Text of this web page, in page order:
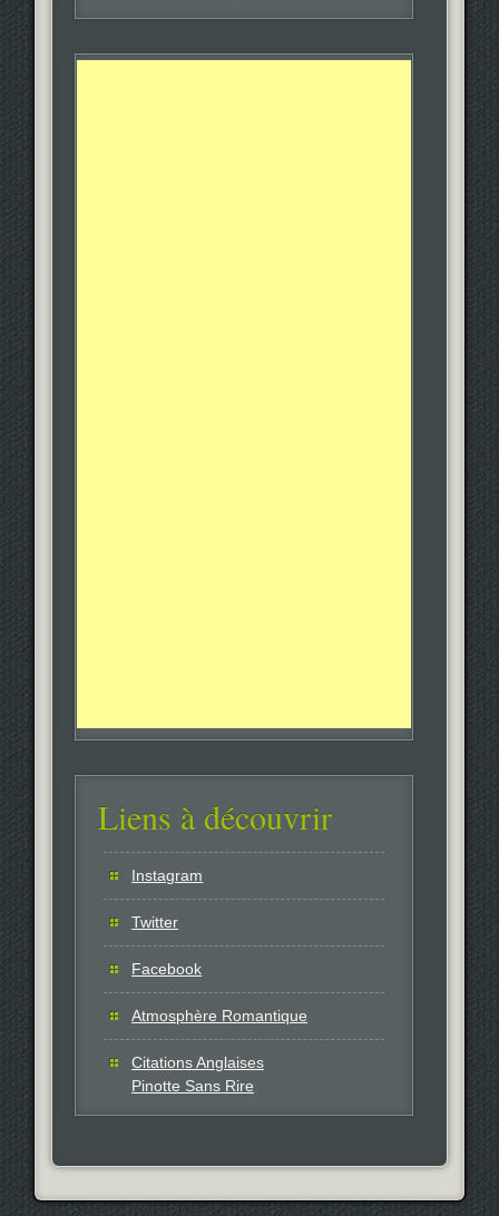
Liens à découvrir
Instagram
Twitter
Facebook
Atmosphère Romantique
Citations Anglaises
Pinotte Sans Rire